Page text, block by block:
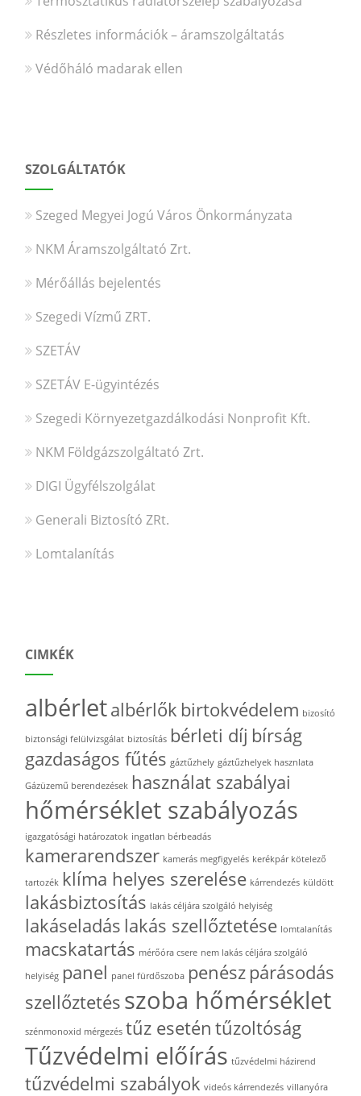
Részletes információk – áramszolgáltatás
Védőháló madarak ellen
SZOLGÁLTATÓK
Szeged Megyei Jogú Város Önkormányzata
NKM Áramszolgáltató Zrt.
Mérőállás bejelentés
Szegedi Vízmű ZRT.
SZETÁV
SZETÁV E-ügyintézés
Szegedi Környezetgazdálkodási Nonprofit Kft.
NKM Földgázszolgáltató Zrt.
DIGI Ügyfélszolgálat
Generali Biztosító ZRt.
Lomtalanítás
CIMKÉK
albérletalbérlők birtokvédelem bizosító
biztonsági felülvizsgálat biztosítás bérleti díj bírság
gazdaságos fűtés gáztűzhely gáztűzhelyek hasznlata
Gázüzemű berendezések használat szabályai
hőmérséklet szabályozás
igazgatósági határozatok ingatlan bérbeadás
kamerarendszer kamerás megfigyelés kerékpár kötelező
tartozék klíma helyes szerelése kárrendezés küldött
lakásbiztosítás lakás céljára szolgáló helyiség
lakáseladás lakás szellőztetése lomtalanítás
macskatartás mérőóra csere nem lakás céljára szolgáló
helyiség panel panel fürdőszoba penész párásodás
szellőztetés szoba hőmérséklet
szénmonoxid mérgezés tűz esetén tűzoltóság
Tűzvédelmi előírás tűzvédelmi házirend
tűzvédelmi szabályok videós kárrendezés villanyóra